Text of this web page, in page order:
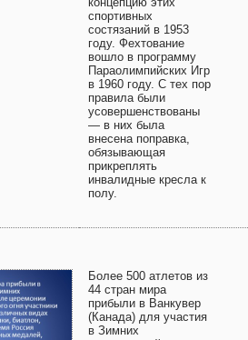
спортивных
состязаний в 1953
году. Фехтование
вошло в программу
Параолимпийских Игр
в 1960 году. С тех пор
правила были
усовершенствованы
— в них была
внесена поправка,
обязывающая
прикреплять
инвалидные кресла к
полу.
Более 500 атлетов из
44 стран мира
прибыли в Ванкувер
(Канада) для участия
в Зимних